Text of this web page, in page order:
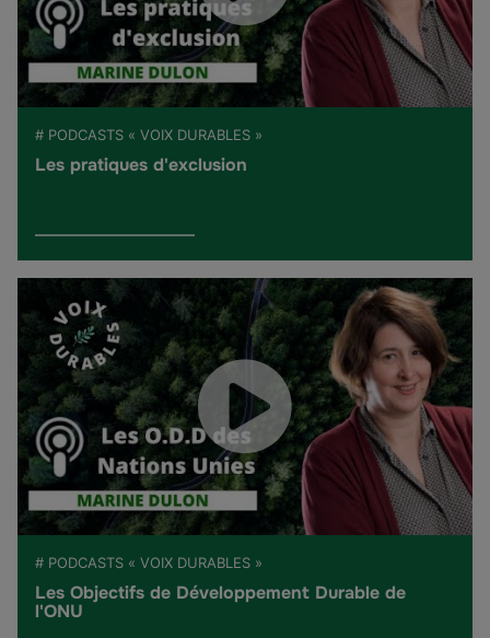
# PODCASTS « VOIX DURABLES »
Les pratiques d'exclusion
# PODCASTS « VOIX DURABLES »
Les Objectifs de Développement Durable de
l'ONU